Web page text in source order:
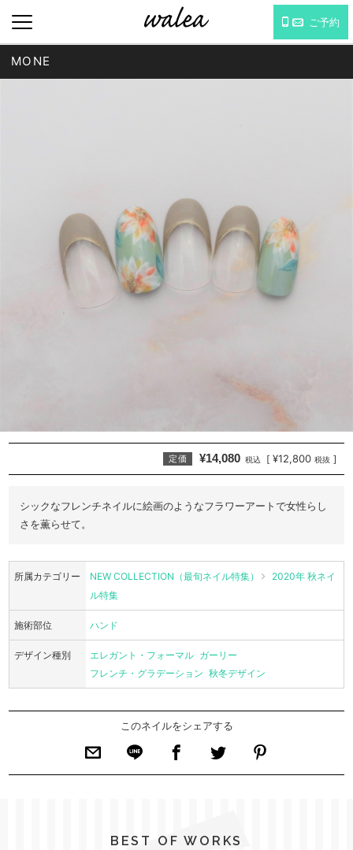
ご予約
MONE
定価 ¥14,080 税込 [ ¥12,800 税抜 ]
シックなフレンチネイルに絵画のようなフラワーアートで女性らし
さを薫らせて。
所属カテゴリー NEW COLLECTION（最旬ネイル特集）
2020年 秋ネイ
ル特集
施術部位 ハンド
デザイン種別 エレガント・フォーマル ガーリー
フレンチ・グラデーション 秋冬デザイン
このネイルをシェアする
BEST OF WORKS